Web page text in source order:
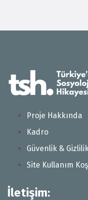
Proje Hakkında
Kadro
Güvenlik &
Site Kullanım
İletişim: